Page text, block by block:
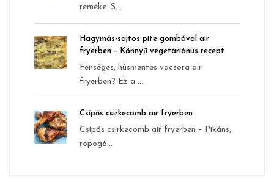
remeke. S...
Hagymás-sajtos pite gombával air
fryerben – Könnyű vegetáriánus recept
Fenséges, húsmentes vacsora air
fryerben? Ez a ...
Csípős csirkecomb air fryerben
Csípős csirkecomb air fryerben – Pikáns,
ropogó...